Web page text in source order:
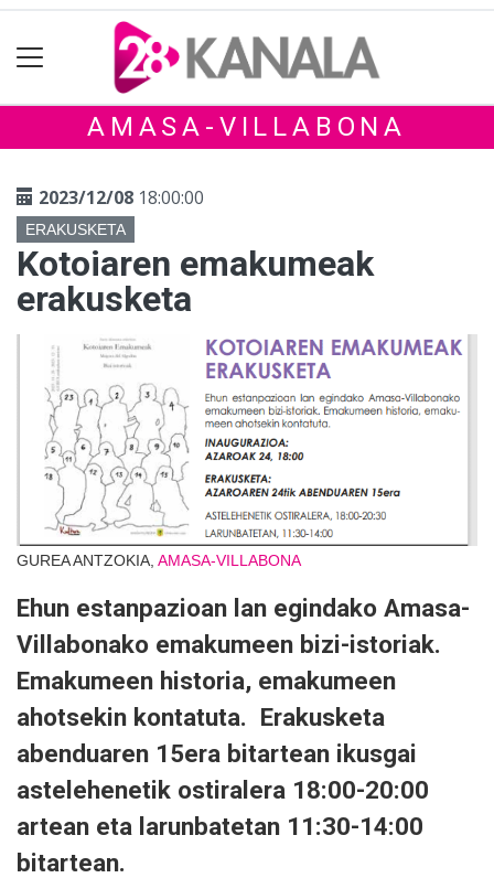
AMASA-VILLABONA
2023/12/08 18:00:00
ERAKUSKETA
Kotoiaren emakumeak
erakusketa
GUREA ANTZOKIA, AMASA-VILLABONA
Ehun estanpazioan lan egindako Amasa-
Villabonako emakumeen bizi-istoriak.
Emakumeen historia, emakumeen
ahotsekin kontatuta. Erakusketa
abenduaren 15era bitartean ikusgai
astelehenetik ostiralera 18:00-20:00
artean eta larunbatetan 11:30-14:00
bitartean.